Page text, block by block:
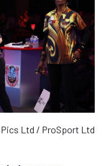
Ltd / ProSport Ltd